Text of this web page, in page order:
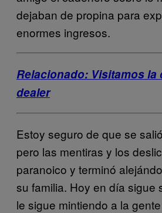
dejaban de propina para
enormes ingresos.
Relacionado: Visitamos la
dealer
Estoy seguro de que se
pero las mentiras y los
paranoico y terminó
su familia. Hoy en día sigue
le sigue mintiendo a la